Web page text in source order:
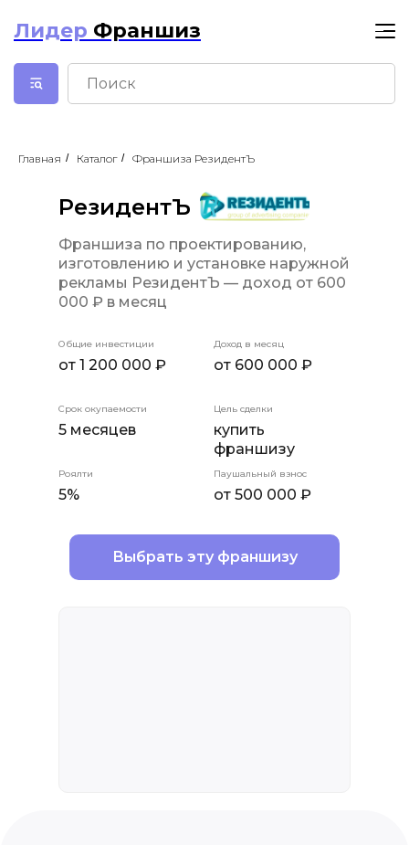
Лидер Франшиз
Главная / Каталог / Франшиза РезидентЪ
РезидентЪ
Франшиза по проектированию,
изготовлению и установке наружной
рекламы РезидентЪ — доход от 600
000 ₽ в месяц
Общие инвестиции
от 1 200 000 ₽
Срок окупаемости
5 месяцев
Доход в месяц
от 600 000 ₽
Цель сделки
купить
франшизу
Роялти
5%
Паушальный взнос
от 500 000 ₽
Выбрать эту франшизу